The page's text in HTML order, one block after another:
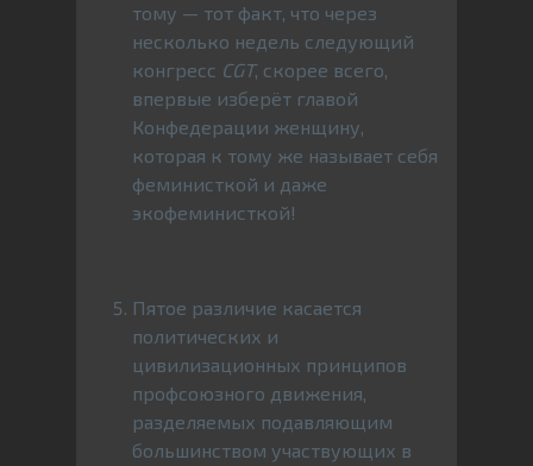
тому — тот факт, что через
несколько недель следующий
конгресс CGT, скорее всего,
впервые изберёт главой
Конфедерации женщину,
которая к тому же называет себя
феминисткой и даже
экофеминисткой!
Пятое различие касается
политических и
цивилизационных принципов
профсоюзного движения,
разделяемых подавляющим
большинством участвующих в